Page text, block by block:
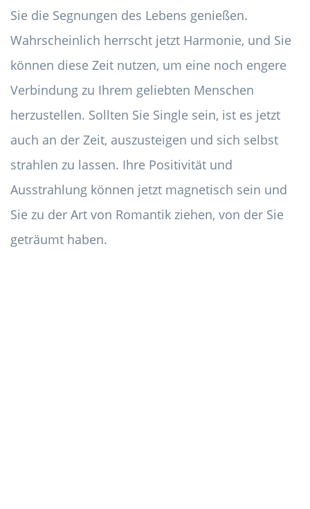
Sie die Segnungen des Lebens genießen.
Wahrscheinlich herrscht jetzt Harmonie, und Sie
können diese Zeit nutzen, um eine noch engere
Verbindung zu Ihrem geliebten Menschen
herzustellen. Sollten Sie Single sein, ist es jetzt
auch an der Zeit, auszusteigen und sich selbst
strahlen zu lassen. Ihre Positivität und
Ausstrahlung können jetzt magnetisch sein und
Sie zu der Art von Romantik ziehen, von der Sie
geträumt haben.